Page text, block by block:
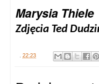
Marysia Thiele
Zdjęcia Ted
22:23